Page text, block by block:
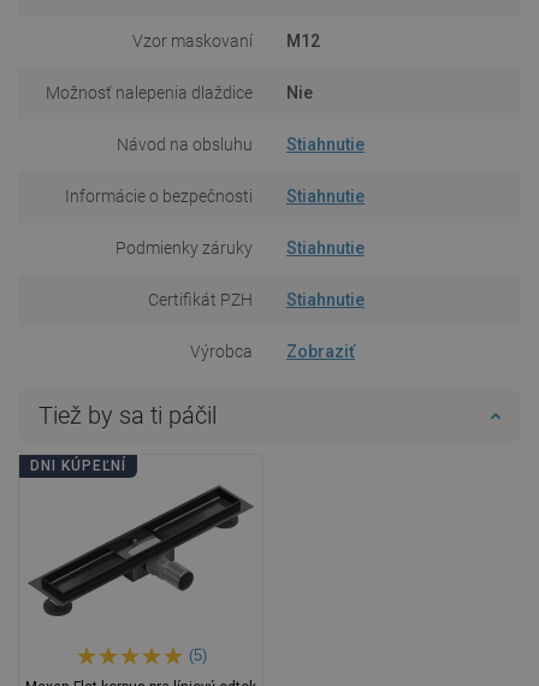
Vzor maskovaní M12
Možnosť nalepenia dlaždice Nie
Návod na obsluhu Stiahnutie
Informácie o bezpečnosti Stiahnutie
Podmienky záruky Stiahnutie
Certifikát PZH Stiahnutie
Výrobca Zobraziť
Tiež by sa ti páčil
DNI KÚPEĽNÍ
(5)